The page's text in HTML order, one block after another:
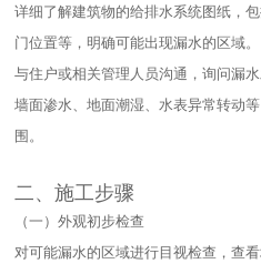
详细了解建筑物的给排水系统图纸，
门位置等，明确可能出现漏水的区域。​
与住户或相关管理人员沟通，询问漏
墙面渗水、地面潮湿、水表异常转动
围。​
二、施工步骤​
（一）外观初步检查​
对可能漏水的区域进行目视检查，查